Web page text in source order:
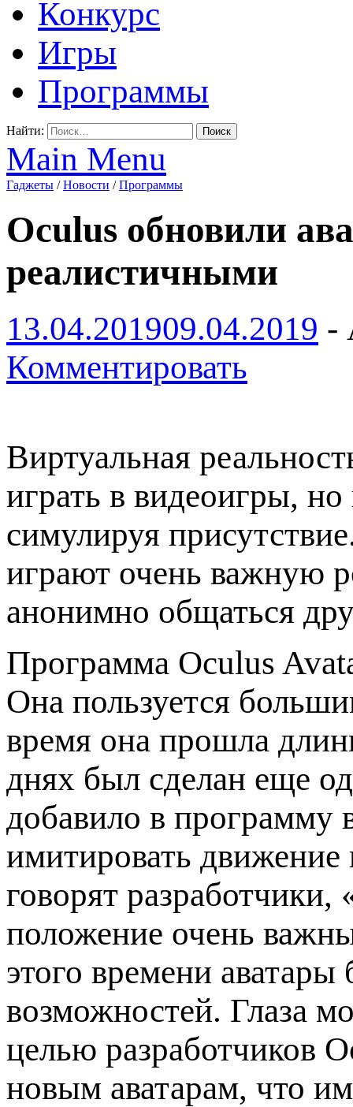
Конкурс
Игры
Программы
Найти:
Main Menu
Гаджеты /Новости /Программы
Oculus обновили
реалистичными
13.04.201909.04.2019 -
Комментировать
Виртуальная
играть в видеоигры,
симулируя
играют очень важную
анонимно общаться
Программа Oculus
Она пользуется
время она прошла
днях был сделан еще
добавило в программу
имитировать движение
говорят
положение очень
этого времени
возможностей. Глаза
целью разработчиков
новым аватарам, что